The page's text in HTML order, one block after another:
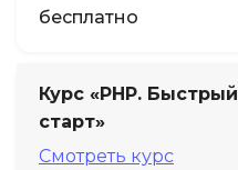
бесплатно
Курс «PHP. Быстрый
старт»
Смотреть курс